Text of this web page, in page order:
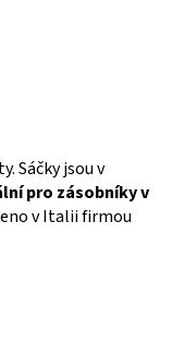
Sáčky jsou v
pro zásobníky v
v Italii firmou